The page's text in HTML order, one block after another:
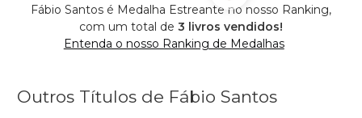
Fábio Santos é Medalha Estreante no nosso Ranking,
com um total de 3 livros vendidos!
Entenda o nosso Ranking de Medalhas
Outros Títulos de Fábio Santos